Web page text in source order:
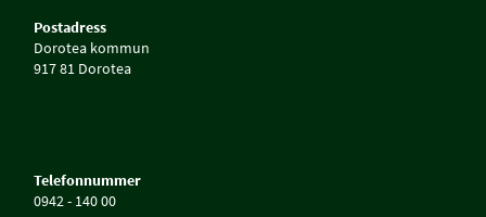
Postadress
Dorotea kommun
917 81 Dorotea
Telefonnummer
0942 - 140 00